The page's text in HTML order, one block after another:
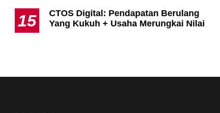
15
CTOS Digital: Pendapatan Berulang
Yang Kukuh + Usaha Merungkai Nilai